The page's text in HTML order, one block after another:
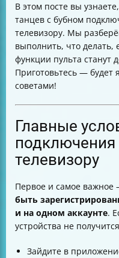
Нужно ли
сопряжения?
Сколько времени
как понять, что всё
Можно ли
телевизорам?
Распространённые
Ограничения по
Приватность и
Советы по сроку
Итоговая таблица
В этом посте вы
танцев с бубном
телевизору. Мы
выполнить, что делать,
функции пульта станут
Приготовьтесь — будет
советами!
Главные
подключения
телевизору
Первое и самое важное
быть
и на одном аккаунте.
устройства не
Зайдите в